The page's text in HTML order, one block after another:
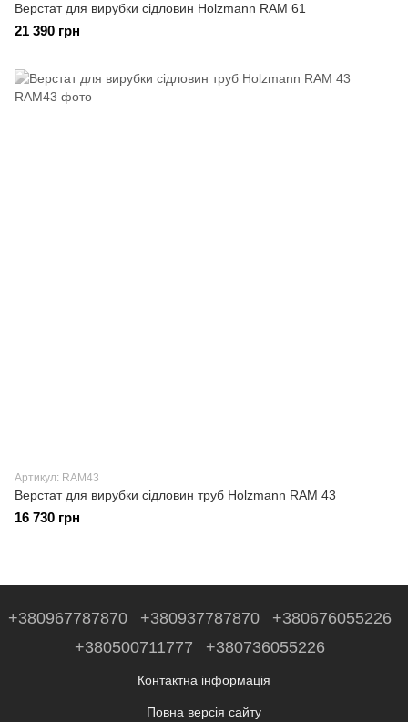
Верстат для вирубки сідловин Holzmann RAM 61
21 390 грн
Артикул: RAM43
Верстат для вирубки сідловин труб Holzmann RAM 43
16 730 грн
+380967787870 +380937787870
+380676055226
+380500711777
+380736055226
Контактна інформація
Повна версія сайту